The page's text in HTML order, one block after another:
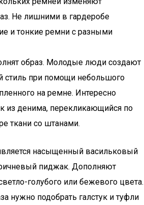
Не лишними в гардеробе
и тонкие ремни с разными
образ. Молодые люди создают
стиль при помощи небольшого
на ремне. Интересно
из денима, перекликающийся по
ткани со штанами.
насыщенный васильковый
пиджак. Дополняют
голубого или бежевого цвета.
нужно подобрать галстук и туфли